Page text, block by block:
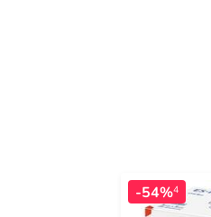
-54%4